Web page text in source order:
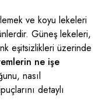
ve koyu lekeleri
Güneş lekeleri,
eşitsizlikleri üzerinde
ne işe
nasıl
detaylı